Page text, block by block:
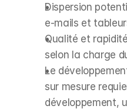
Dispersion
e-mails et
Qualité et
selon la charge
Le
sur mesure
développement,